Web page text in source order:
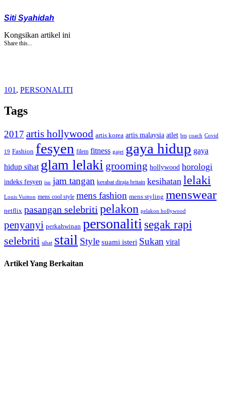
Siti Syahidah
Kongsikan artikel ini
Share this...
101 , PERSONALITI
Tags
2017 artis hollywood artis korea artis malaysia atlet bts coach Covid
19 Fashion fesyen filem fitness gajet gaya hidup gaya
hidup sihat glam lelaki grooming hollywood horologi
indeks fesyen isu jam tangan kerabat diraja britain kesihatan lelaki
Louis Vuitton mens cool style mens fashion mens styling menswear
netflix pasangan selebriti pelakon pelakon hollywood
penyanyi perkahwinan personalitisegak rapi
selebriti sihat stail Style suami isteri Sukan viral
Artikel Yang Berkaitan